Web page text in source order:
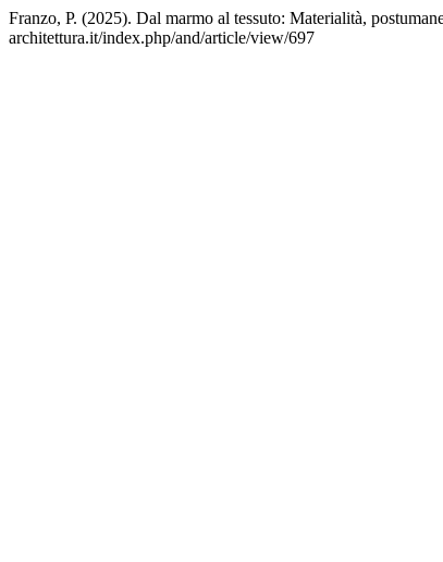
Franzo, P. (2025). Dal marmo al tessuto: Materialità,
architettura.it/index.php/and/article/view/697